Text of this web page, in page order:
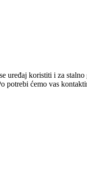
uređaj koristiti i za
potrebi ćemo vas